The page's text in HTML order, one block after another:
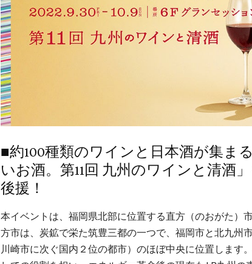
■約100種類のワインと日本酒が集ま
いお酒。第11回 九州のワインと清酒
後援！
本イベントは、福岡県北部に位置する直方（のおがた）
方市は、炭鉱で栄た筑豊三都の一つで、福岡市と北九州
川崎市に次ぐ国内２位の都市）のほぼ中央に位置します